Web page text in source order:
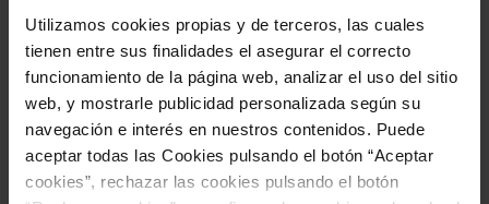
Utilizamos cookies propias y de terceros, las cuales
tienen entre sus finalidades el asegurar el correcto
funcionamiento de la página web, analizar el uso del sitio
web, y mostrarle publicidad personalizada según su
navegación e interés en nuestros contenidos. Puede
aceptar todas las Cookies pulsando el botón “Aceptar
cookies”, rechazar las cookies pulsando el botón
aromática notable, ofreciendo una interpretación
elegante y muy precisa de su origen.
Gastronomía